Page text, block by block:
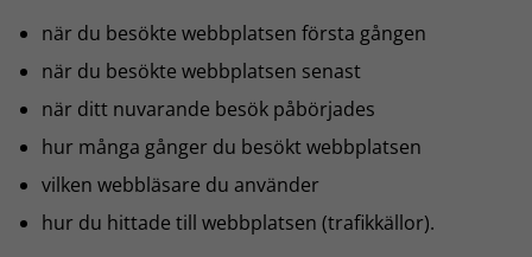
när du besökte webbplatsen första gången
när du besökte webbplatsen senast
när ditt nuvarande besök påbörjades
hur många gånger du besökt webbplatsen
vilken webbläsare du använder
hur du hittade till webbplatsen (trafikkällor).